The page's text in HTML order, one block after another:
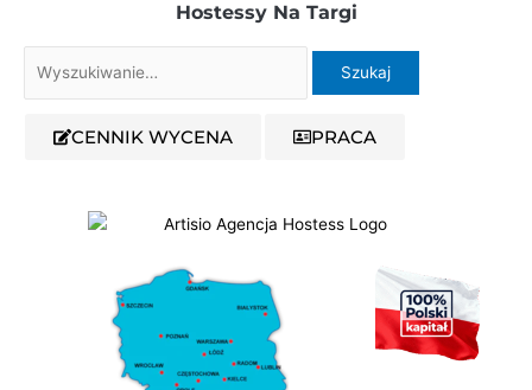
Hostessy Na Targi
dla:
CENNIK WYCENA PRACA